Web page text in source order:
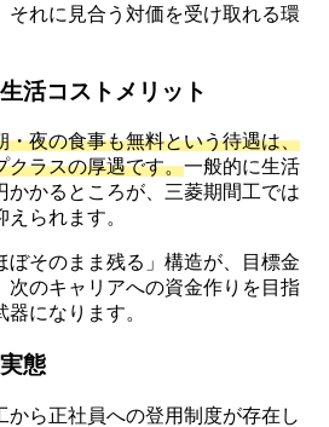
それに見合う対価を受け取れる環
活コストメリット
・夜の食事も無料という待遇は、
クラスの厚遇です。一般的に生活
かかるところが、三菱期間工では
られます。
ぼそのまま残る」構造が、目標金
次のキャリアへの資金作りを目指
になります。
態
から正社員への登用制度が存在し